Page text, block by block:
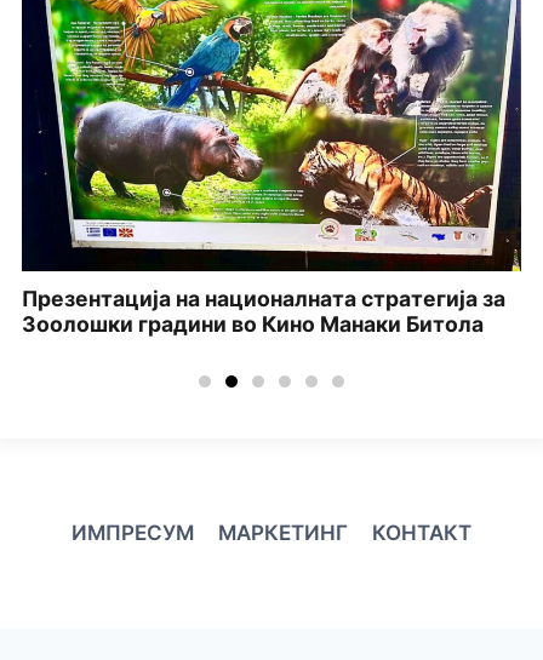
Презентација на националната стратегија за
Зоолошки градини во Кино Манаки Битола
ИМПРЕСУМ МАРКЕТИНГ КОНТАКТ